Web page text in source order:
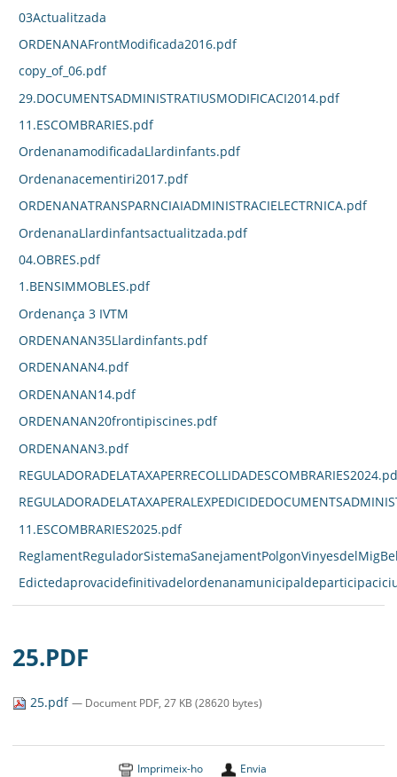
03Actualitzada
ORDENANAFrontModificada2016.pdf
copy_of_06.pdf
29.DOCUMENTSADMINISTRATIUSMODIFICACI2014.pdf
11.ESCOMBRARIES.pdf
OrdenanamodificadaLlardinfants.pdf
Ordenanacementiri2017.pdf
ORDENANATRANSPARNCIAIADMINISTRACIELECTRNICA.pdf
OrdenanaLlardinfantsactualitzada.pdf
04.OBRES.pdf
1.BENSIMMOBLES.pdf
Ordenança 3 IVTM
ORDENANAN35Llardinfants.pdf
ORDENANAN4.pdf
ORDENANAN14.pdf
ORDENANAN20frontipiscines.pdf
ORDENANAN3.pdf
11.ESCOMBRARIES2025.pdf
25.PDF
25.pdf— Document PDF, 27 KB (28620 bytes)
Imprimeix-ho Envia